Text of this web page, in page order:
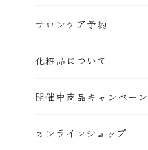
サロンケア予約
化粧品について
開催中商品キャンペーン
オンラインショップ